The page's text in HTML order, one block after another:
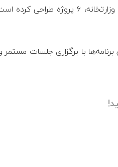
شده است که این برنامه‌ها با برگزاری